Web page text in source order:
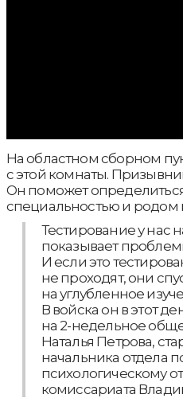
На областном сборном
с этой комнаты.
Он поможет
специальностью и родом
Тестирование у нас
показывает
И если это
не проходят, они
на углубленное
В войска он в этот
на 2-недельное
Наталья Петрова,
начальника отдела
психологическому
комиссариата